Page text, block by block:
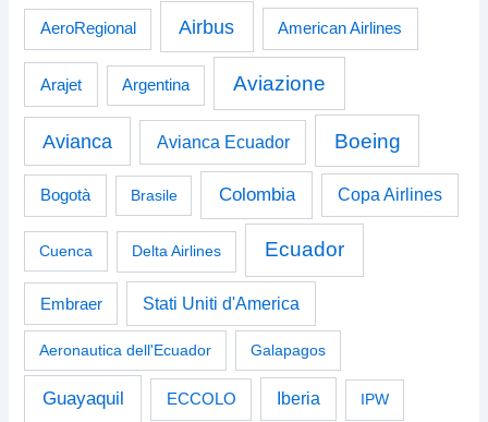
AeroRegional Airbus American Airlines
Arajet Argentina Aviazione
Avianca Avianca Ecuador Boeing
Bogotà Brasile Colombia Copa Airlines
Cuenca Delta Airlines Ecuador
Embraer Stati Uniti d'America
Aeronautica dell'Ecuador Galapagos
Guayaquil ECCOLO Iberia IPW